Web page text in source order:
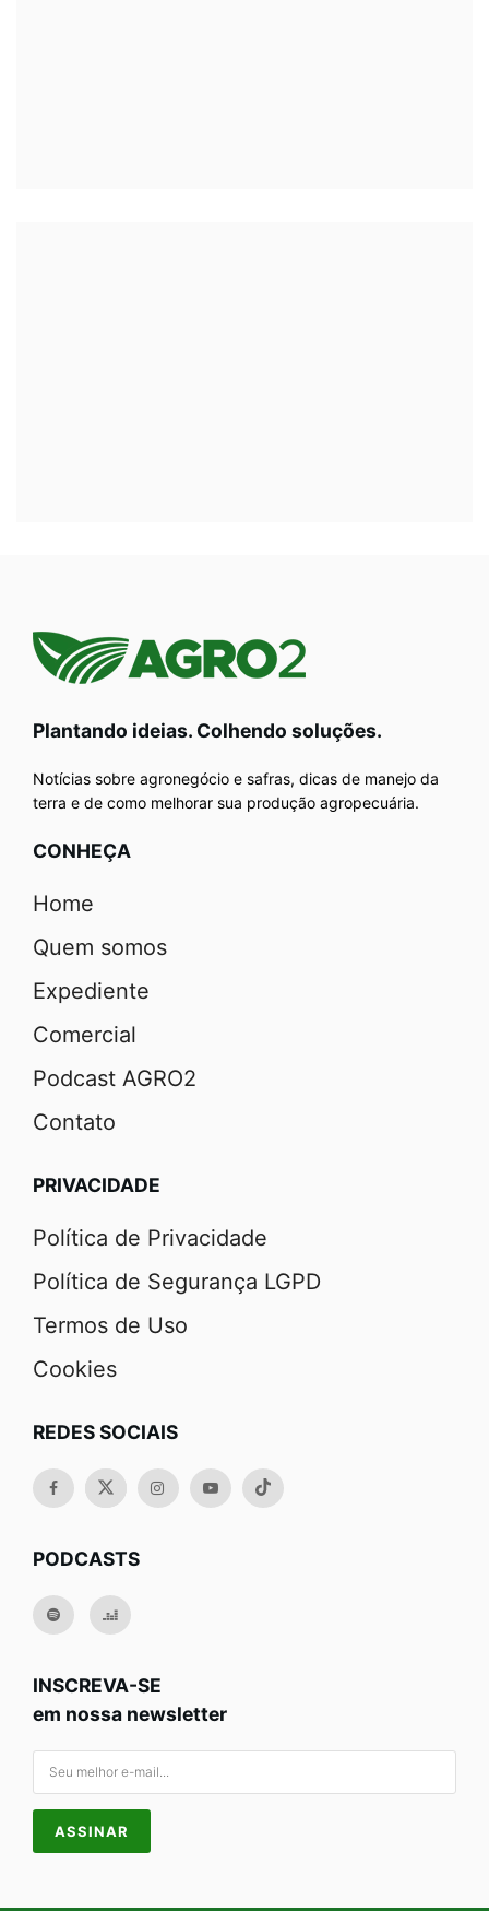
Plantando ideias. Colhendo soluções.
Notícias sobre agronegócio e safras, dicas de manejo da
terra e de como melhorar sua produção agropecuária.
CONHEÇA
Home
Quem somos
Expediente
Comercial
Podcast AGRO2
Contato
PRIVACIDADE
Política de Privacidade
Política de Segurança LGPD
Termos de Uso
Cookies
REDES SOCIAIS
PODCASTS
INSCREVA-SE
em nossa newsletter